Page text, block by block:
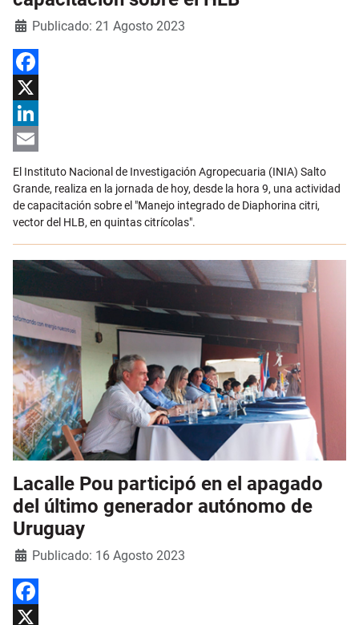
Detalles
Publicado: 21 Agosto 2023
Facebook
X
LinkedIn
Email
El Instituto Nacional de Investigación Agropecuaria (INIA) Salto
Grande, realiza en la jornada de hoy, desde la hora 9, una actividad
de capacitación sobre el "Manejo integrado de Diaphorina citri,
vector del HLB, en quintas citrícolas".
Lacalle Pou participó en el apagado
del último generador autónomo de
Uruguay
Detalles
Publicado: 16 Agosto 2023
Facebook